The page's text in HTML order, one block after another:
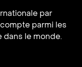
par
parmi les
le monde.